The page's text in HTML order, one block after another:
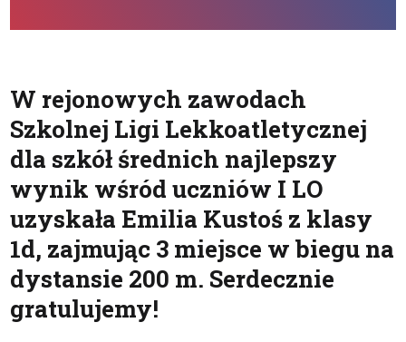
W rejonowych zawodach
Szkolnej Ligi Lekkoatletycznej
dla szkół średnich najlepszy
wynik wśród uczniów I LO
uzyskała Emilia Kustoś z klasy
1d, zajmując 3 miejsce w biegu na
dystansie 200 m. Serdecznie
gratulujemy!